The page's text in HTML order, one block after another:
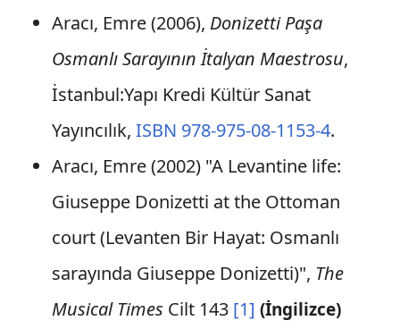
Aracı, Emre (2006), Donizetti Paşa
Osmanlı Sarayının İtalyan Maestrosu,
İstanbul:Yapı Kredi Kültür Sanat
Yayıncılık, ISBN 978-975-08-1153-4.
Aracı, Emre (2002) "A Levantine life:
Giuseppe Donizetti at the Ottoman
court (Levanten Bir Hayat: Osmanlı
sarayında Giuseppe Donizetti)", The
Musical Times Cilt 143 [1] (İngilizce)